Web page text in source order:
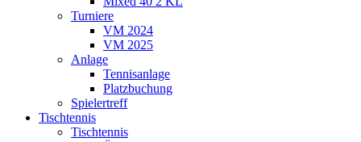
Turniere
VM 2024
VM 2025
Anlage
Tennisanlage
Platzbuchung
Spielertreff
Tischtennis
Tischtennis